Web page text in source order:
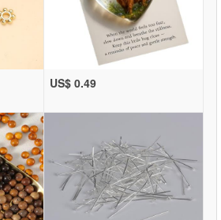
US$ 0.49